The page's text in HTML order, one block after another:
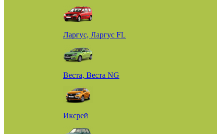
Ларгус, Ларгус FL
Веста, Веста NG
Иксрей